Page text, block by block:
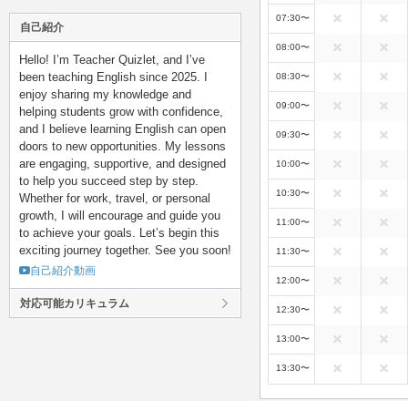
自己紹介
Hello! I’m Teacher Quizlet, and I’ve
been teaching English since 2025. I
enjoy sharing my knowledge and
helping students grow with confidence,
and I believe learning English can open
doors to new opportunities. My lessons
are engaging, supportive, and designed
to help you succeed step by step.
Whether for work, travel, or personal
growth, I will encourage and guide you
to achieve your goals. Let’s begin this
exciting journey together. See you soon!
自己紹介動画
対応可能カリキュラム
07:30〜
08:00〜
08:30〜
09:00〜
09:30〜
10:00〜
10:30〜
11:00〜
11:30〜
12:00〜
12:30〜
13:00〜
13:30〜